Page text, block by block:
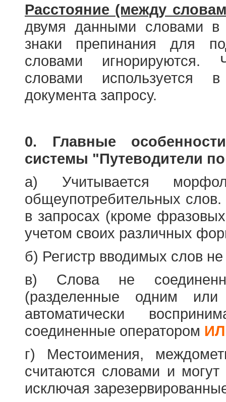
Расстояние (между
двумя данными словами в
знаки препинания для
словами игнорируются.
словами используется в
документа запросу.
0. Главные
системы "Путеводители
а) Учитывается
общеупотребительных
в запросах (кроме
учетом своих различных
б) Регистр вводимых слов
в) Слова не
(разделенные одним или
автоматически
соединенные оператором
г) Местоимения,
считаются словами и могут
исключая